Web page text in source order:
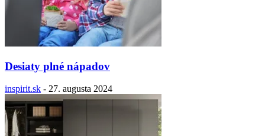
Desiaty plné nápadov
inspirit.sk - 27. augusta 2024